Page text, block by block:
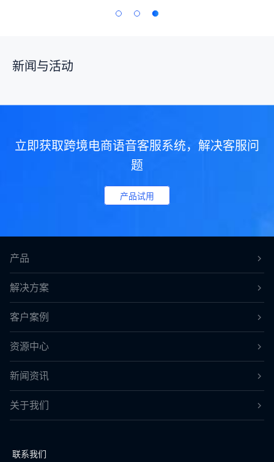
新闻与活动
立即获取跨境电商语音客服系统，解决客服问
题
产品试用
产品
解决方案
客户案例
资源中心
新闻资讯
关于我们
联系我们